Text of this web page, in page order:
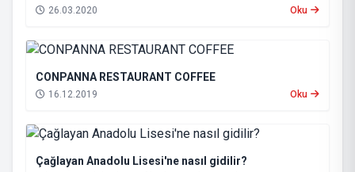
26.03.2020 Oku
CONPANNA RESTAURANT COFFEE
16.12.2019 Oku
Çağlayan Anadolu Lisesi'ne nasıl gidilir?